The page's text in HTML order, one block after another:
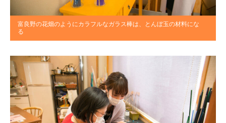
富良野の花畑のようにカラフルなガラス棒は、とんぼ玉の材料にな
る